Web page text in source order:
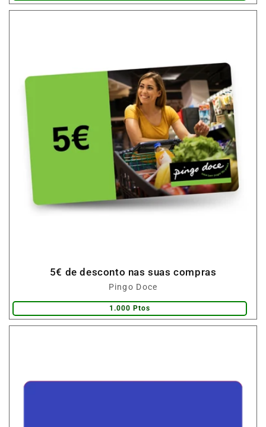
5€ de desconto nas suas compras
Fornecedor:
Pingo Doce
1.000 Ptos